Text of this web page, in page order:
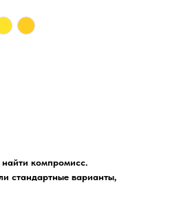
компромисс.
стандартные варианты,